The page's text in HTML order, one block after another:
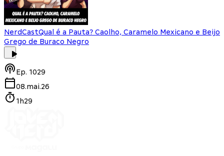
NerdCastQual é a Pauta? Caolho, Caramelo Mexicano e Beijo
Grego de Buraco Negro
Ep. 1029
08.mai.26
1h29